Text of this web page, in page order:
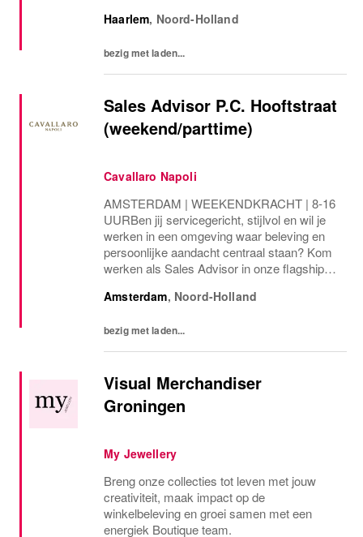
Haarlem, Noord-Holland
bezig met laden...
Sales Advisor P.C. Hooftstraat
(weekend/parttime)
Cavallaro Napoli
AMSTERDAM | WEEKENDKRACHT | 8-16
UURBen jij servicegericht, stijlvol en wil je
werken in een omgeving waar beleving en
persoonlijke aandacht centraal staan? Kom
werken als Sales Advisor in onze flagship
Advisor ben jij het visitekaartje van
Amsterdam, Noord-Holland
bezig met laden...
Visual Merchandiser
Groningen
My Jewellery
Breng onze collecties tot leven met jouw
creativiteit, maak impact op de
winkelbeleving en groei samen met een
energiek Boutique team.